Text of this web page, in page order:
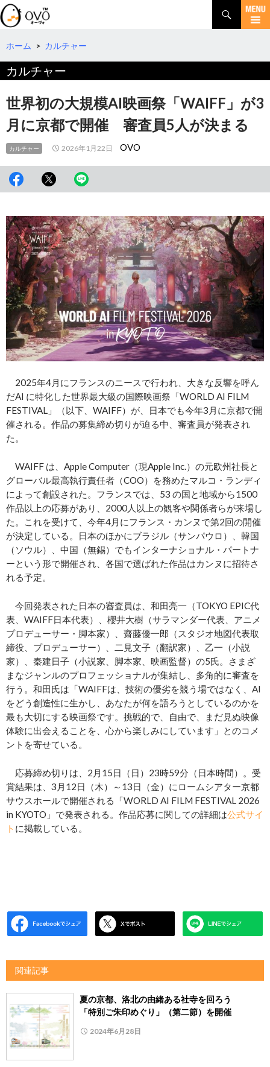
検
索
コ
テ
ツ
へ
ホーム > カルチャー
カルチャー
世界初の大規模AI映画祭「WAIFF」が3
月に京都で開催 審査員5人が決まる
カルチャー 2026年1月22日 OVO
2025年4月にフランスのニースで行われ、大きな反響を呼ん
だAI に特化した世界最大級の国際映画祭「WORLD AI FILM
FESTIVAL」（以下、WAIFF）が、日本でも今年3月に京都で開
催される。作品の募集締め切りが迫る中、審査員が発表され
た。
WAIFF は、Apple Computer（現Apple Inc.）の元欧州社長と
グローバル最高執行責任者（COO）を務めたマルコ・ランディ
によって創設された。フランスでは、53 の国と地域から1500
作品以上の応募があり、2000人以上の観客や関係者らが来場し
た。これを受けて、今年4月にフランス・カンヌで第2回の開催
が決定している。日本のほかにブラジル（サンパウロ）、韓国
（ソウル）、中国（無錫）でもインターナショナル・パートナ
ーという形で開催され、各国で選ばれた作品はカンヌに招待さ
れる予定。
今回発表された日本の審査員は、和田亮一（TOKYO EPIC代
表、WAIFF日本代表）、櫻井大樹（サラマンダー代表、アニメ
プロデューサー・脚本家）、齋藤優一郎（スタジオ地図代表取
締役、プロデューサー）、二見文子（翻訳家）、乙一（小説
家）、秦建日子（小説家、脚本家、映画監督）の5氏。さまざ
まなジャンルのプロフェッショナルが集結し、多角的に審査を
行う。和田氏は「WAIFFは、技術の優劣を競う場ではなく、AI
をどう創造性に生かし、あなたが何を語ろうとしているのかを
最も大切にする映画祭です。挑戦的で、自由で、まだ見ぬ映像
体験に出会えることを、心から楽しみにしています」とのコメ
ントを寄せている。
応募締め切りは、2月15日（日）23時59分（日本時間）。受
賞結果は、3月12日（木）～13日（金）にロームシアター京都
サウスホールで開催される「WORLD AI FILM FESTIVAL 2026
in KYOTO」で発表される。作品応募に関しての詳細は公式サイ
ト に掲載している。
関連記事
夏の京都、洛北の由緒ある社寺を回ろう
「特別ご朱印めぐり」（第二節）を開催
2024年6月28日